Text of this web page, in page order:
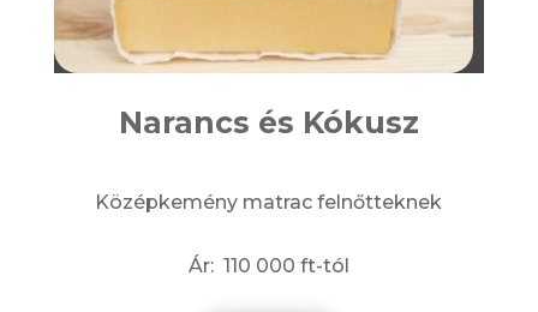
Narancs és Kókusz
Középkemény matrac felnőtteknek
Ár: 110 000 ft-tól